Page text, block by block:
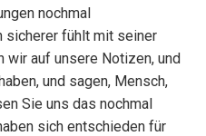
nochmal
sicherer fühlt mit seiner
wir auf unsere Notizen, und
und sagen, Mensch,
Sie uns das nochmal
sich entschieden für